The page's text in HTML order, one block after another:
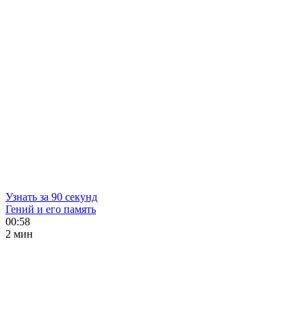
Узнать за 90 секунд
Гений и его память
00:58
2 мин